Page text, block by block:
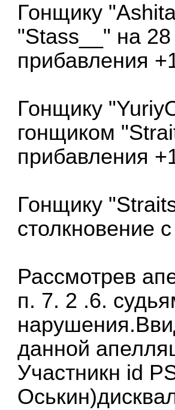
Гонщику
"Stass__" на 28
прибавления
Гонщику
гонщиком
прибавления
Гонщику
столкновение
Рассмотрев
п. 7. 2 .6.
данной
Участникн id